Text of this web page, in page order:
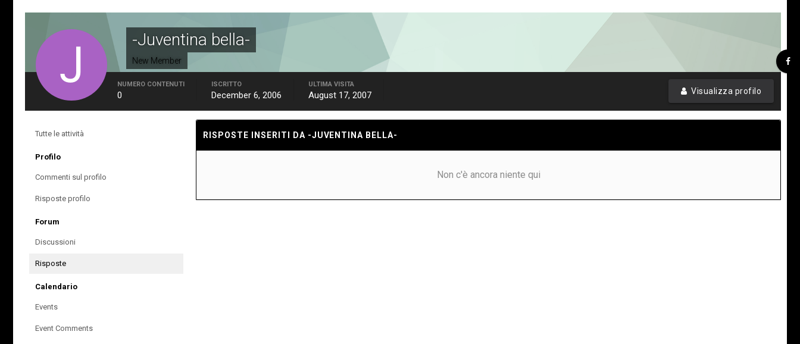
-Juventina bella-
New Member
Visualizza profilo
NUMERO CONTENUTI
0
ISCRITTO
December 6, 2006
ULTIMA VISITA
August 17, 2007
Tutte le attività
Profilo
Commenti sul profilo
Risposte profilo
Forum
Discussioni
Risposte
Calendario
Events
Event Comments
RISPOSTE INSERITI DA -JUVENTINA BELLA-
Non c'è ancora niente qui